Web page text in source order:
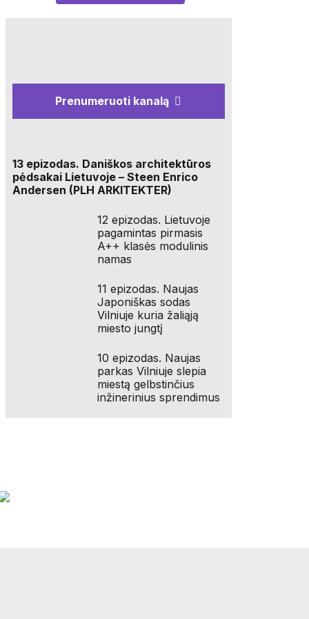
Prenumeruoti kanalą
13 epizodas. Daniškos architektūros
pėdsakai Lietuvoje – Steen Enrico
Andersen (PLH ARKITEKTER)
12 epizodas. Lietuvoje
pagamintas pirmasis
A++ klasės modulinis
namas
11 epizodas. Naujas
Japoniškas sodas
Vilniuje kuria žaliąją
miesto jungtį
10 epizodas. Naujas
parkas Vilniuje slepia
miestą gelbstinčius
inžinerinius sprendimus